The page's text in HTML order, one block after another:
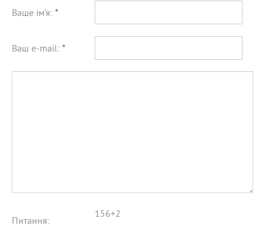
Ваше ім'я: *
Ваш e-mail: *
Питання:
156+2